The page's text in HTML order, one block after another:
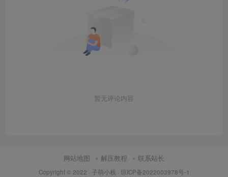
暂无评论内容
网站地图 解压教程 联系站长
Copyright © 2022 · 子萌小栈· 琼ICP备2022003978号-1